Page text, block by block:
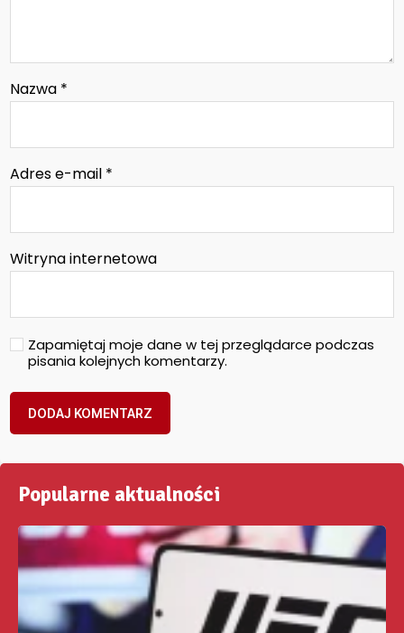
Nazwa *
Adres e-mail *
Witryna internetowa
Zapamiętaj moje dane w tej przeglądarce podczas
pisania kolejnych komentarzy.
Popularne aktualności